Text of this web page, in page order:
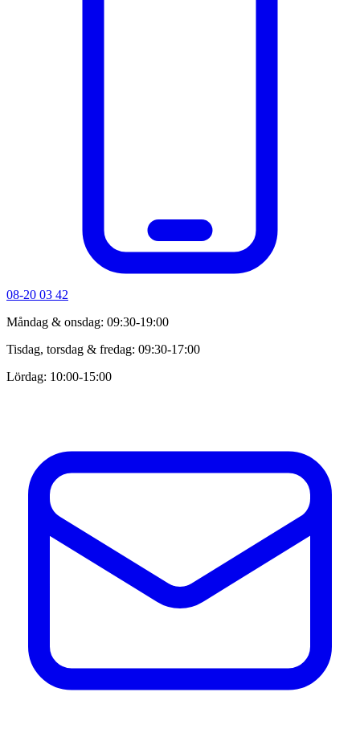
08-20 03 42
Måndag & onsdag: 09:30-19:00
Tisdag, torsdag & fredag: 09:30-17:00
Lördag: 10:00-15:00